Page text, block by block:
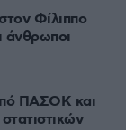
Φίλιππο
άνθρωποι
ΠΑΣΟΚ και